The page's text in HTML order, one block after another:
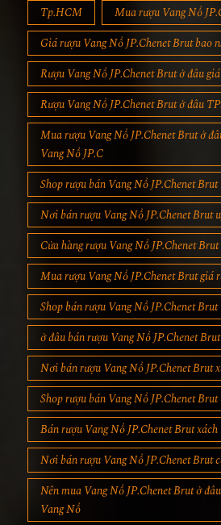
Tp.HCM
Mua rượu Vang Nổ
Giá rượu Vang Nổ JP.Chenet Brut bao
Rượu Vang Nổ JP.Chenet Brut ở đâu
Rượu Vang Nổ JP.Chenet Brut ở đâu
Mua rượu Vang Nổ JP.Chenet Brut ở
Vang Nổ JP.C
Shop rượu bán Vang Nổ JP.Chenet Brut
Nơi bán rượu Vang Nổ JP.Chenet Brut
Cửa hàng rượu Vang Nổ JP.Chenet Brut
Mua rượu Vang Nổ JP.Chenet Brut giá
Shop bán rượu Vang Nổ JP.Chenet
ở đâu bán rượu Vang Nổ JP.Chenet
Nơi bán rượu Vang Nổ JP.Chenet Brut
Shop rượu bán Vang Nổ JP.Chenet Brut
Bán rượu Vang Nổ JP.Chenet Brut xách
Nơi bán rượu Vang Nổ JP.Chenet Brut
Nên mua Vang Nổ JP.Chenet Brut ở
Vang Nổ